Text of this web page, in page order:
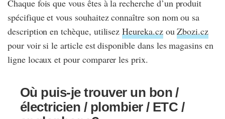
Chaque fois que vous êtes à la recherche d’un produit
spécifique et vous souhaitez connaître son nom ou sa
description en tchèque, utilisezHeureka.czouZbozi.cz
pour voir si le article est disponible dans les magasins en
ligne locaux et pour comparer les prix.
Où puis-je trouver un bon /
électricien / plombier / ETC /